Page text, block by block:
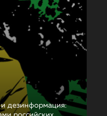
дезинформация: